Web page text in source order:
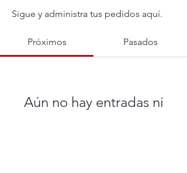
Sigue y administra tus pedidos aquí.
Próximos Pasados
Aún no hay entradas ni